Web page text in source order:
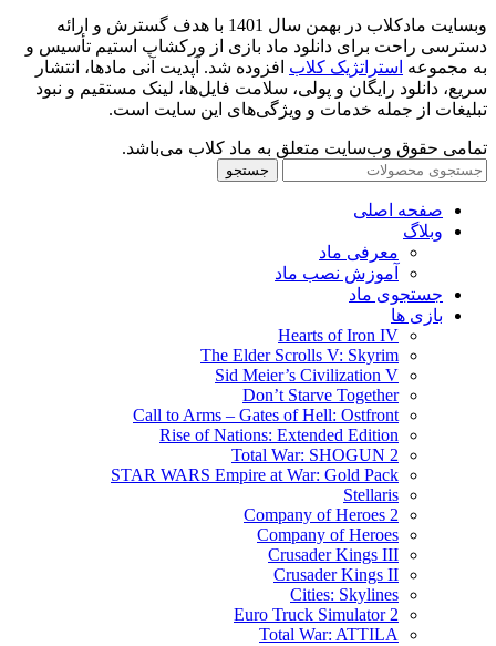
وبسایت مادکلاب در بهمن سال 1401 با هدف گسترش و ارائه
دسترسی راحت برای دانلود ماد بازی از ورکشاپ استیم تأسیس و
به مجموعه استراتژیک کلاب افزوده شد. آپدیت آنی مادها، انتشار
سریع، دانلود رایگان و پولی، سلامت فایل‌ها، لینک مستقیم و نبود
تبلیغات از جمله خدمات و ویژگی‌های این سایت است.
تمامی حقوق وب‌سایت متعلق به ماد کلاب می‌باشد.
جستجو
صفحه اصلی
وبلاگ
معرفی ماد
آموزش نصب ماد
جستجوی ماد
بازی ها
Hearts of Iron IV
The Elder Scrolls V: Skyrim
Sid Meier’s Civilization V
Don’t Starve Together
Call to Arms – Gates of Hell: Ostfront
Rise of Nations: Extended Edition
Total War: SHOGUN 2
STAR WARS Empire at War: Gold Pack
Stellaris
Company of Heroes 2
Company of Heroes
Crusader Kings III
Crusader Kings II
Cities: Skylines
Euro Truck Simulator 2
Total War: ATTILA